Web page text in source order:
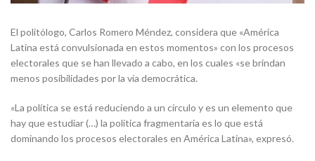
El politólogo, Carlos Romero Méndez, considera que «América
Latina está convulsionada en estos momentos» con los procesos
electorales que se han llevado a cabo, en los cuales «se brindan
menos posibilidades por la vía democrática.
«La política se está reduciendo a un círculo y es un elemento que
hay que estudiar (…) la política fragmentaria es lo que está
dominando los procesos electorales en América Latina», expresó.